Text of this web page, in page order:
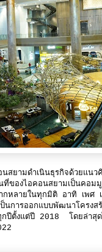
ามดำเนินธุรกิจด้วยแนวคิ
ที่ของไอคอนสยามเป็นคอ
กหลายในทุกมิติ อาทิ เพศ
ารออกแบบพัฒนาโครงสร้
กปีตั้งแต่ปี 2018 โดยล่าสุ